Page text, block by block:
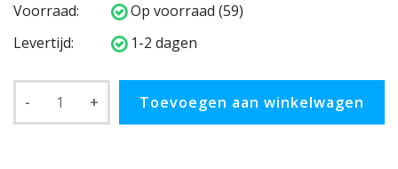
Voorraad:
Op voorraad (59)
Levertijd:
1-2 dagen
- + Toevoegen aan winkelwagen